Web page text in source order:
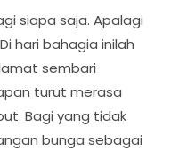
siapa saja. Apalagi
hari bahagia inilah
sembari
turut merasa
Bagi yang tidak
bunga sebagai